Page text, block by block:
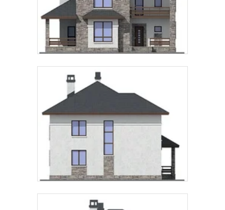
СТРОИТЕЛЬСТВА
Предпочтительный способ связи:
согласие на обработку персональных данных
подтверждаю, что ознакомлен(а) с
обработки персональных данных